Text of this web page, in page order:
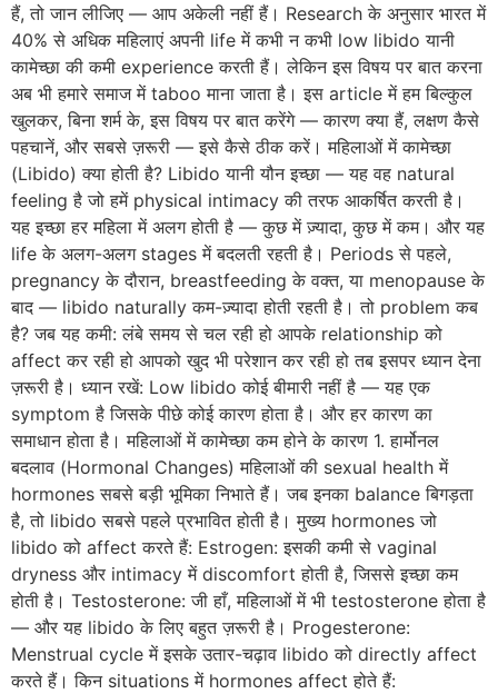
हैं, तो जान लीजिए — आप अकेली नहीं हैं। Research के अनुसार भारत में
40% से अधिक महिलाएं अपनी life में कभी न कभी low libido यानी
कामेच्छा की कमी experience करती हैं। लेकिन इस विषय पर बात करना
अब भी हमारे समाज में taboo माना जाता है। इस article में हम बिल्कुल
खुलकर, बिना शर्म के, इस विषय पर बात करेंगे — कारण क्या हैं, लक्षण कैसे
पहचानें, और सबसे ज़रूरी — इसे कैसे ठीक करें। महिलाओं में कामेच्छा
(Libido) क्या होती है? Libido यानी यौन इच्छा — यह वह natural
feeling है जो हमें physical intimacy की तरफ आकर्षित करती है।
यह इच्छा हर महिला में अलग होती है — कुछ में ज़्यादा, कुछ में कम। और यह
life के अलग-अलग stages में बदलती रहती है। Periods से पहले,
pregnancy के दौरान, breastfeeding के वक्त, या menopause के
बाद — libido naturally कम-ज़्यादा होती रहती है। तो problem कब
है? जब यह कमी: लंबे समय से चल रही हो आपके relationship को
affect कर रही हो आपको खुद भी परेशान कर रही हो तब इसपर ध्यान देना
ज़रूरी है। ध्यान रखें: Low libido कोई बीमारी नहीं है — यह एक
symptom है जिसके पीछे कोई कारण होता है। और हर कारण का
समाधान होता है। महिलाओं में कामेच्छा कम होने के कारण 1. हार्मोनल
बदलाव (Hormonal Changes) महिलाओं की sexual health में
hormones सबसे बड़ी भूमिका निभाते हैं। जब इनका balance बिगड़ता
है, तो libido सबसे पहले प्रभावित होती है। मुख्य hormones जो
libido को affect करते हैं: Estrogen: इसकी कमी से vaginal
dryness और intimacy में discomfort होती है, जिससे इच्छा कम
होती है। Testosterone: जी हाँ, महिलाओं में भी testosterone होता है
— और यह libido के लिए बहुत ज़रूरी है। Progesterone:
Menstrual cycle में इसके उतार-चढ़ाव libido को directly affect
करते हैं। किन situations में hormones affect होते हैं: